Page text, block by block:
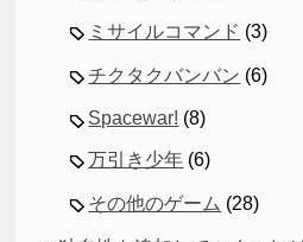
ミサイルコマンド (3)
チクタクバンバン (6)
Spacewar! (8)
万引き少年 (6)
その他のゲーム (28)